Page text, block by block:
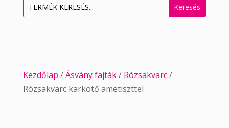
Kezdőlap /Ásvány fajták/ Rózsakvarc/
Rózsakvarc karkötő ametiszttel